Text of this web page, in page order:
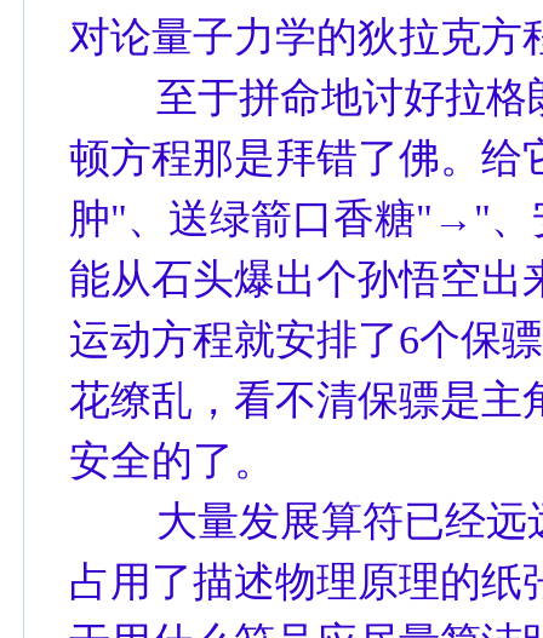
对论量子力学的狄拉克方
至于拼命地讨好拉格
顿方程那是拜错了佛。
肿"、送绿箭口香糖"→"、
能从石头爆出个孙悟空出
运动方程就安排了6个保
花缭乱，看不清保骠是主
安全的了。
大量发展算符已经远
占用了描述物理原理的纸